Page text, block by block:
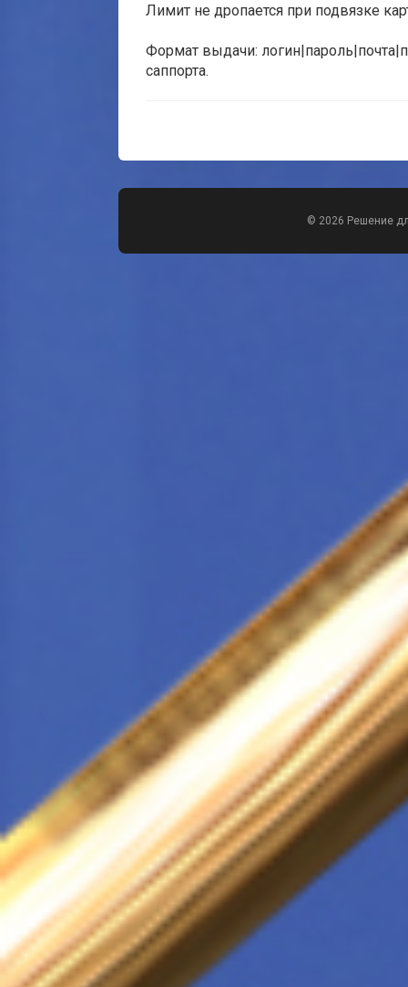
Лимит не дропается при подвязке
Формат выдачи:
саппорта.
© 2026 Решение
Всего позиций в корзине
Всего товара в корзине
Сумма к оплате (без